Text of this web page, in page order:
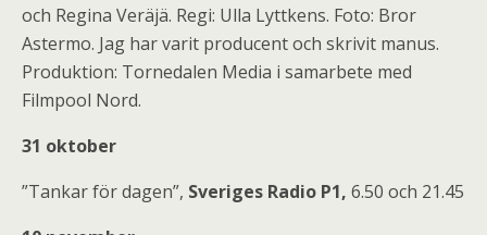
och Regina Veräjä. Regi: Ulla Lyttkens. Foto: Bror
Astermo. Jag har varit producent och skrivit manus.
Produktion: Tornedalen Media i samarbete med
Filmpool Nord.
31 oktober
”Tankar för dagen”, Sveriges Radio P1, 6.50 och 21.45